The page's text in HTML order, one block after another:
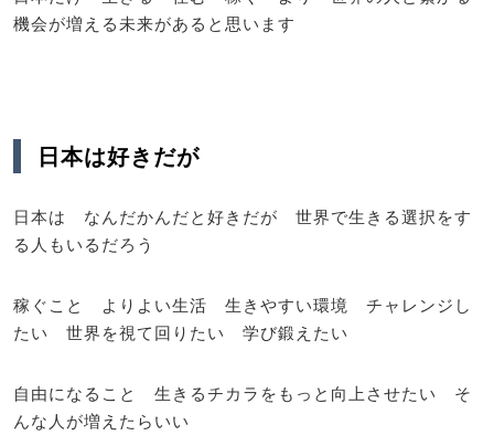
機会が増える未来があると思います
日本は好きだが
日本は なんだかんだと好きだが 世界で生きる選択をす
る人もいるだろう
稼ぐこと よりよい生活 生きやすい環境 チャレンジし
たい 世界を視て回りたい 学び鍛えたい
自由になること 生きるチカラをもっと向上させたい そ
んな人が増えたらいい